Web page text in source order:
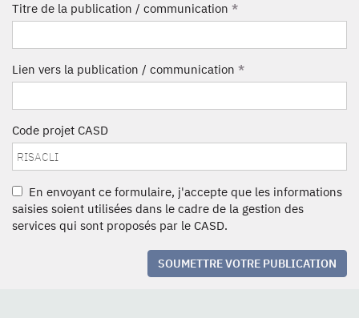
Titre de la publication / communication *
Lien vers la publication / communication *
Code projet CASD
En envoyant ce formulaire, j'accepte que les informations
saisies soient utilisées dans le cadre de la gestion des
services qui sont proposés par le CASD.
SOUMETTRE VOTRE PUBLICATION